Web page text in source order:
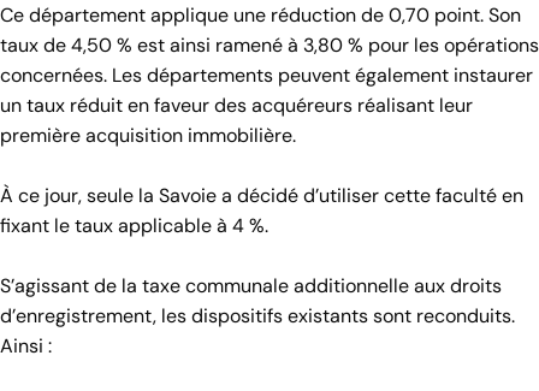
Ce département applique une réduction de 0,70 point. Son
taux de 4,50 % est ainsi ramené à 3,80 % pour les opérations
concernées. Les départements peuvent également instaurer
un taux réduit en faveur des acquéreurs réalisant leur
première acquisition immobilière.
À ce jour, seule la Savoie a décidé d’utiliser cette faculté en
fixant le taux applicable à 4 %.
S’agissant de la taxe communale additionnelle aux droits
d’enregistrement, les dispositifs existants sont reconduits.
Ainsi :